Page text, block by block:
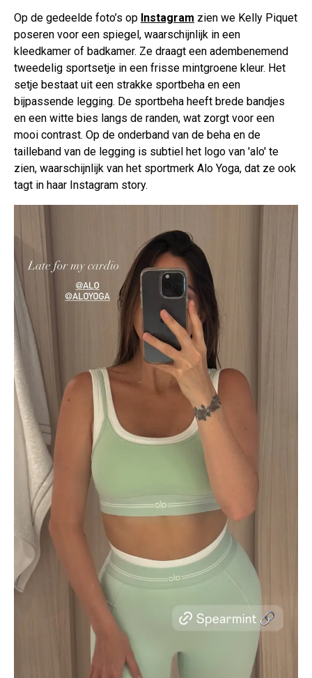
Op de gedeelde foto’s op Instagram zien we Kelly Piquet
poseren voor een spiegel, waarschijnlijk in een
kleedkamer of badkamer. Ze draagt een adembenemend
tweedelig sportsetje in een frisse mintgroene kleur. Het
setje bestaat uit een strakke sportbeha en een
bijpassende legging. De sportbeha heeft brede bandjes
en een witte bies langs de randen, wat zorgt voor een
mooi contrast. Op de onderband van de beha en de
tailleband van de legging is subtiel het logo van 'alo' te
zien, waarschijnlijk van het sportmerk Alo Yoga, dat ze ook
tagt in haar Instagram story.